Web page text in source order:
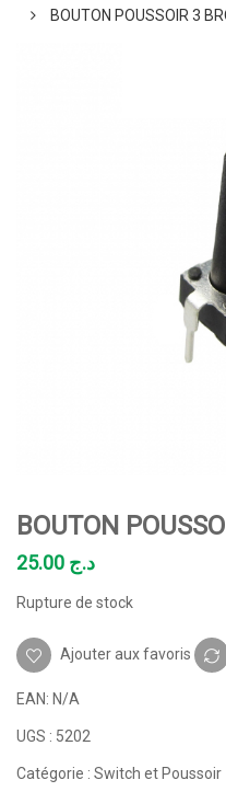
BOUTON POUSSOIR 3
BOUTON
د.ج
Rupture de stock
Ajouter aux favoris
EAN: N/A
UGS : 5202
Catégorie : Switch et Poussoir